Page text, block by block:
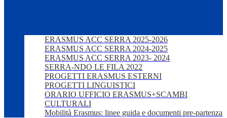
ERASMUS ACC SERRA 2025-2026
ERASMUS ACC SERRA 2024-2025
ERASMUS ACC SERRA 2023- 2024
SERRA-NDO LE FILA 2022
PROGETTI ERASMUS ESTERNI
PROGETTI LINGUISTICI
ORARIO UFFICIO ERASMUS+SCAMBI
CULTURALI
Mobilità Erasmus: linee guida e documenti pre-partenza